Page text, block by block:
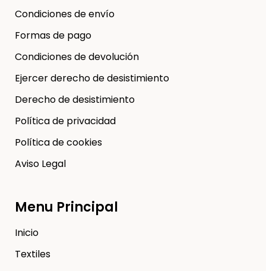
Condiciones de envío
Formas de pago
Condiciones de devolución
Ejercer derecho de desistimiento
Derecho de desistimiento
Política de privacidad
Política de cookies
Aviso Legal
Menu Principal
Inicio
Textiles